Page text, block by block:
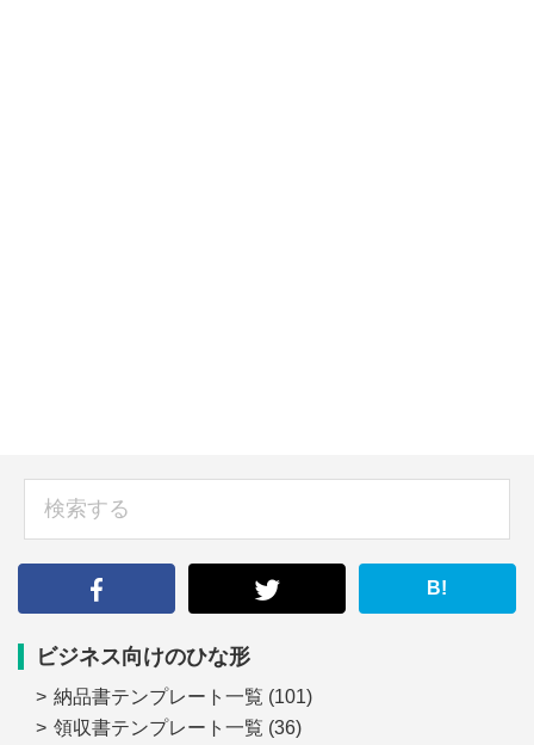
B!
ビジネス向けのひな形
納品書テンプレート一覧 (101)
領収書テンプレート一覧 (36)